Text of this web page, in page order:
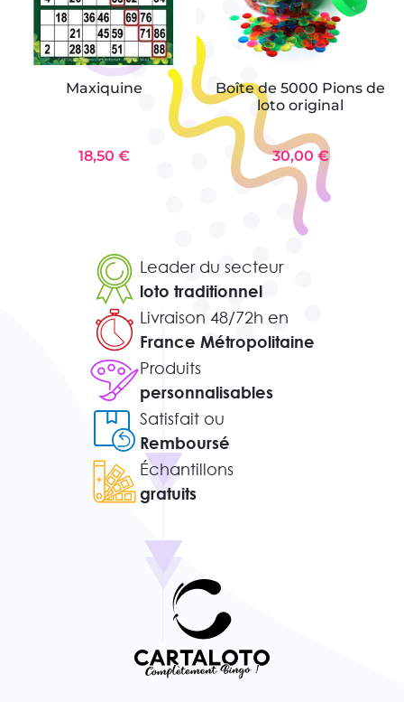
Maxiquine
18,50 €
Boîte de 5000 Pions de
loto original
30,00 €
Leader du secteur
loto traditionnel
Livraison 48/72h en
France Métropolitaine
Produits
personnalisables
Satisfait ou
Remboursé
Échantillons
gratuits